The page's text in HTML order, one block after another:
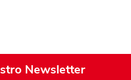
Newsletter